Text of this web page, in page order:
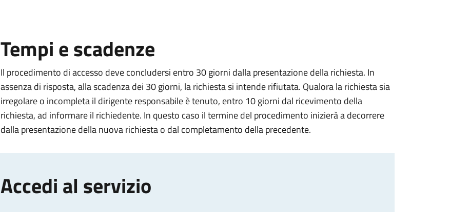
Tempi e scadenze
Il procedimento di accesso deve concludersi entro 30 giorni dalla presentazione della richiesta. In
assenza di risposta, alla scadenza dei 30 giorni, la richiesta si intende rifiutata. Qualora la richiesta sia
irregolare o incompleta il dirigente responsabile è tenuto, entro 10 giorni dal ricevimento della
richiesta, ad informare il richiedente. In questo caso il termine del procedimento inizierà a decorrere
dalla presentazione della nuova richiesta o dal completamento della precedente.
Accedi al servizio